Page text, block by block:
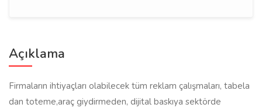
Açıklama
Firmaların ihtiyaçları olabilecek tüm reklam çalışmaları, tabela
dan toteme,araç giydirmeden, dijital baskıya sektörde